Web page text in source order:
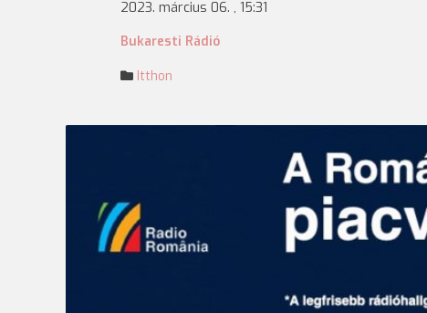
2023. március 06. , 15:31
Bukaresti Rádió
Itthon